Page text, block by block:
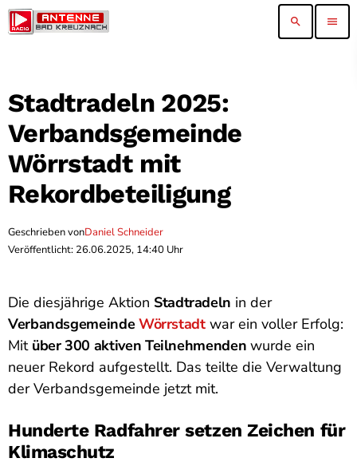
search menu
Stadtradeln 2025:
Verbandsgemeinde
Wörrstadt mit
Rekordbeteiligung
Geschrieben vonDaniel Schneider
Veröffentlicht: 26.06.2025, 14:40 Uhr
Die diesjährige Aktion Stadtradeln in der
VerbandsgemeindeWörrstadtwar ein voller Erfolg:
Mit über 300 aktiven Teilnehmenden wurde ein
neuer Rekord aufgestellt. Das teilte die Verwaltung
der Verbandsgemeinde jetzt mit.
Hunderte Radfahrer setzen Zeichen für
Klimaschutz